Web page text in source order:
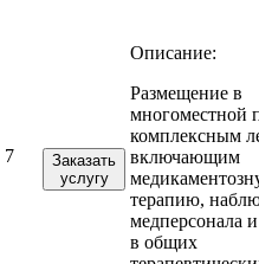
7
Заказать
услугу
Описание:
Размещение в
многоместной
комплексным
включающим
терапию,
медперсонала
в общих